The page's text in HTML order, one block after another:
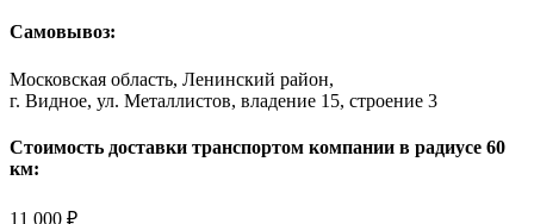
Самовывоз:
Московская область, Ленинский район,
г. Видное, ул. Металлистов, владение 15, строение 3
Стоимость доставки транспортом компании в радиусе 60
км:
11 000 ₽